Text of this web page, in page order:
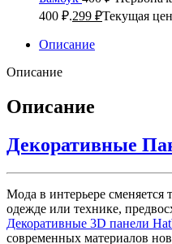
400 ₽.299 ₽Текущая
Описание
Описание
Описание
Декоративные
Мода в интерьере сменяется
одежде или технике,
Декоративные 3D панели
современных материалов